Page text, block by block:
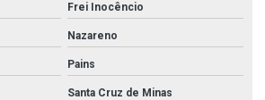
Frei Inocêncio
Nazareno
Pains
Santa Cruz de Minas